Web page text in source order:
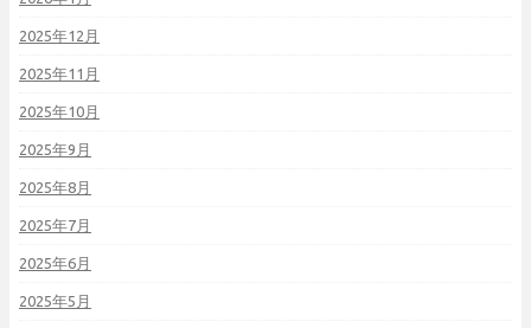
2025年12月
2025年11月
2025年10月
2025年9月
2025年8月
2025年7月
2025年6月
2025年5月